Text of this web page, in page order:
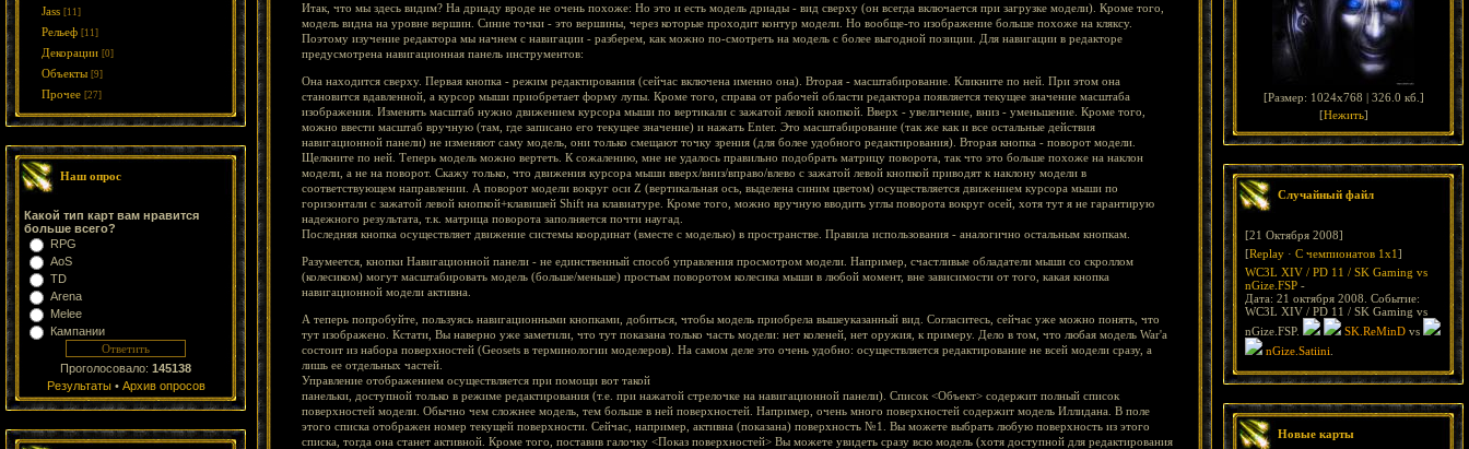
Jass [11]
Рельеф [11]
Декорации [0]
Объекты [9]
Прочее [27]
Наш опрос
Какой тип карт вам нравится
больше всего?
RPG
AoS
TD
Arena
Melee
Кампании
Проголосовало: 145138
Результаты• Архив опросов
Итак, что мы здесь видим? На дриаду вроде не очень похоже: Но это и есть модель дриады - вид сверху (он всегда включается при загрузке модели). Кроме того,
модель видна на уровне вершин. Синие точки - это вершины, через которые проходит контур модели. Но вообще-то изображение больше похоже на кляксу.
Поэтому изучение редактора мы начнем с навигации - разберем, как можно по-смотреть на модель с более выгодной позиции. Для навигации в редакторе
предусмотрена навигационная панель инструментов:
Она находится сверху. Первая кнопка - режим редактирования (сейчас включена именно она). Вторая - масштабирование. Кликните по ней. При этом она
становится вдавленной, а курсор мыши приобретает форму лупы. Кроме того, справа от рабочей области редактора появляется текущее значение масштаба
изображения. Изменять масштаб нужно движением курсора мыши по вертикали с зажатой левой кнопкой. Вверх - увеличение, вниз - уменьшение. Кроме того,
можно ввести масштаб вручную (там, где записано его текущее значение) и нажать Enter. Это масштабирование (так же как и все остальные действия
навигационной панели) не изменяют саму модель, они только смещают точку зрения (для более удобного редактирования). Вторая кнопка - поворот модели.
Щелкните по ней. Теперь модель можно вертеть. К сожалению, мне не удалось правильно подобрать матрицу поворота, так что это больше похоже на наклон
модели, а не на поворот. Скажу только, что движения курсора мыши вверх/вниз/вправо/влево с зажатой левой кнопкой приводят к наклону модели в
соответствующем направлении. А поворот модели вокруг оси Z (вертикальная ось, выделена синим цветом) осуществляется движением курсора мыши по
горизонтали с зажатой левой кнопкой+клавишей Shift на клавиатуре. Кроме того, можно вручную вводить углы поворота вокруг осей, хотя тут я не гарантирую
надежного результата, т.к. матрица поворота заполняется почти наугад.
Последняя кнопка осуществляет движение системы координат (вместе с моделью) в пространстве. Правила использования - аналогично остальным кнопкам.
Разумеется, кнопки Навигационной панели - не единственный способ управления просмотром модели. Например, счастливые обладатели мыши со скроллом
(колесиком) могут масштабировать модель (больше/меньше) простым поворотом колесика мыши в любой момент, вне зависимости от того, какая кнопка
навигационной модели активна.
А теперь попробуйте, пользуясь навигационными кнопками, добиться, чтобы модель приобрела вышеуказанный вид. Согласитесь, сейчас уже можно понять, что
тут изображено. Кстати, Вы наверно уже заметили, что тут показана только часть модели: нет коленей, нет оружия, к примеру. Дело в том, что любая модель War'а
состоит из набора поверхностей (Geosets в терминологии моделеров). На самом деле это очень удобно: осуществляется редактирование не всей модели сразу, а
лишь ее отдельных частей.
Управление отображением осуществляется при помощи вот такой
панельки, доступной только в режиме редактирования (т.е. при нажатой стрелочке на навигационной панели). Список <Объект> содержит полный список
поверхностей модели. Обычно чем сложнее модель, тем больше в ней поверхностей. Например, очень много поверхностей содержит модель Иллидана. В поле
этого списка отображен номер текущей поверхности. Сейчас, например, активна (показана) поверхность №1. Вы можете выбрать любую поверхность из этого
списка, тогда она станет активной. Кроме того, поставив галочку <Показ поверхностей> Вы можете увидеть сразу всю модель (хотя доступной для редактирования
[Размер: 1024x768 | 326.0 кб. ]
[Нежить]
Случайный файл
[21 Октября 2008]
[Replay · С чемпионатов 1х1]
WC3L XIV / PD 11 / SK Gaming vs
nGize.FSP -
Дата: 21 октября 2008. Событие:
WC3L XIV / PD 11 / SK Gaming vs
nGize.FSP.
SK.ReMinD vs
nGize.Satiini
Новые карты